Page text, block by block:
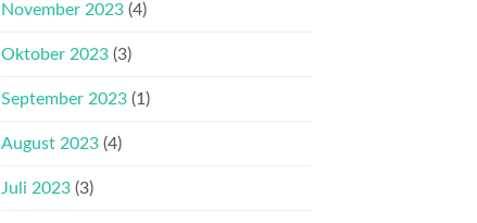
November 2023 (4)
Oktober 2023 (3)
September 2023 (1)
August 2023 (4)
Juli 2023 (3)